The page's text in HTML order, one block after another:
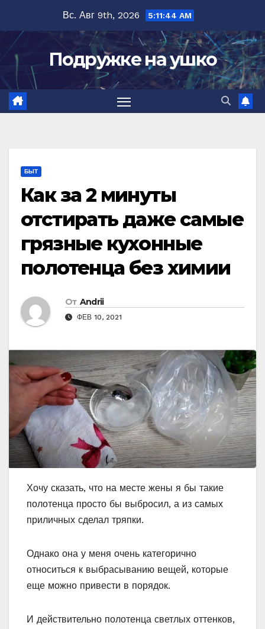
содержимому
Вс. Авг 9th, 2026 5:11:45 AM
Подружке на ушко
БЫТ
Как за 2 минуты
отстирать даже самые
грязные кухонные
полотенца без химии
От Andrii
ФЕВ 10, 2021
Хочу сказать, что на месте жены я бы такие
полотенца просто бы выбросил, а из самых
приличных сделал тряпки.
Однако она у меня очень категорично
относиться к выбрасыванию вещей, которые
еще можно привести в порядок.
И действительно полотенца светлых оттенков,